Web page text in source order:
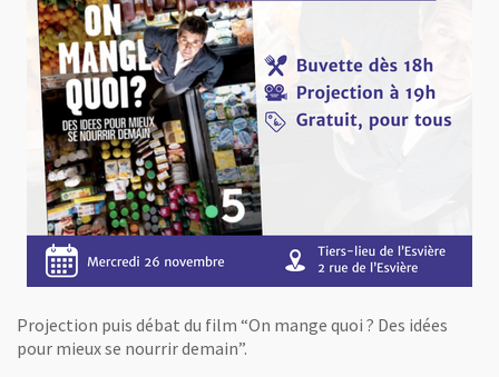
Projection puis débat du film “On mange quoi ? Des idées
pour mieux se nourrir demain”.